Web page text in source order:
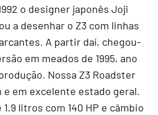
o designer japonês Joji
a desenhar o Z3 com linhas
A partir daí, chegou-
em meados de 1995, ano
Nossa Z3 Roadster
e em excelente estado geral.
litros com 140 HP e câmbio